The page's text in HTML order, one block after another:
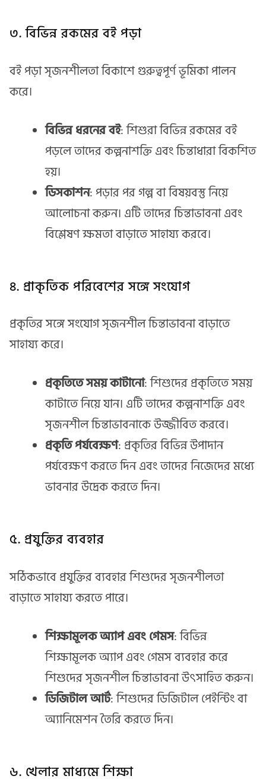
৩. বিভিন্ন রকমের বই পড়া
বই পড়া সৃজনশীলতা বিকাশে গুরুত্বপূর্ণ ভূমিকা পালন
করে।
বিভিন্ন ধরনের বই: শিশুরা বিভিন্ন রকমের বই
পড়লে তাদের কল্পনাশক্তি এবং চিন্তাধারা বিকশিত
হয়।
ডিসকাশন: পড়ার পর গল্প বা বিষয়বস্তু নিয়ে
আলোচনা করুন। এটি তাদের চিন্তাভাবনা এবং
বিশ্লেষণ ক্ষমতা বাড়াতে সাহায্য করবে।
৪. প্রাকৃতিক পরিবেশের সঙ্গে সংযোগ
প্রকৃতির সঙ্গে সংযোগ সৃজনশীল চিন্তাভাবনা বাড়াতে
সাহায্য করে।
প্রকৃতিতে সময় কাটানো: শিশুদের প্রকৃতিতে সময়
কাটাতে নিয়ে যান। এটি তাদের কল্পনাশক্তি এবং
সৃজনশীল চিন্তাভাবনাকে উজ্জীবিত করবে।
প্রকৃতি পর্যবেক্ষণ: প্রকৃতির বিভিন্ন উপাদান
পর্যবেক্ষণ করতে দিন এবং তাদের নিজেদের মধ্যে
ভাবনার উদ্রেক করতে দিন।
৫. প্রযুক্তির ব্যবহার
সঠিকভাবে প্রযুক্তির ব্যবহার শিশুদের সৃজনশীলতা
বাড়াতে সাহায্য করতে পারে।
শিক্ষামূলক অ্যাপ এবং গেমস: বিভিন্ন
শিক্ষামূলক অ্যাপ এবং গেমস ব্যবহার করে
শিশুদের সৃজনশীল চিন্তাভাবনা উৎসাহিত করুন।
ডিজিটাল আর্ট: শিশুদের ডিজিটাল পেইন্টিং বা
অ্যানিমেশন তৈরি করতে দিন।
৬. খেলার মাধ্যমে শিক্ষা